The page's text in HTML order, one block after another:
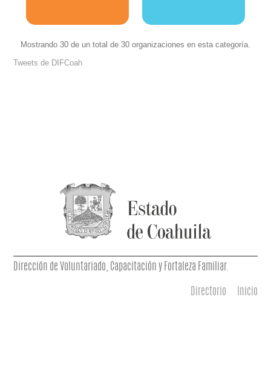
Mostrando 30 de un total de 30 organizaciones en esta categoría.
Tweets de DIFCoah
Dirección de Voluntariado, Capacitación y Fortaleza Familiar.
Directorio Inicio